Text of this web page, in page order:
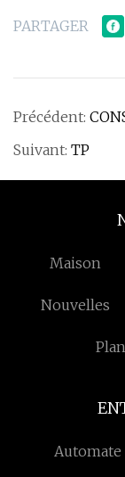
PARTAGER
Précédent:
Suivant: TP
Maison
Nouvelles